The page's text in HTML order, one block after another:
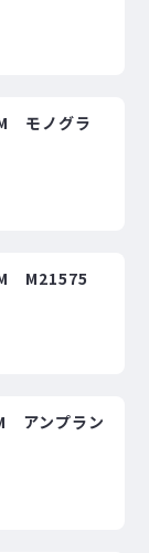
モノグラ
M21575
アンプラン